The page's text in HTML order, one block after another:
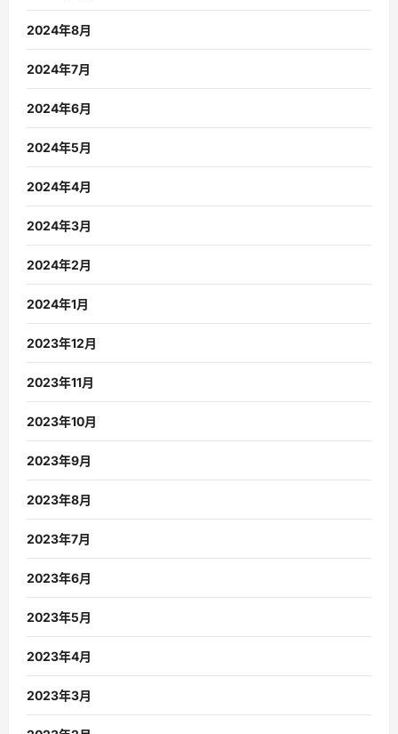
2024年8月
2024年7月
2024年6月
2024年5月
2024年4月
2024年3月
2024年2月
2024年1月
2023年12月
2023年11月
2023年10月
2023年9月
2023年8月
2023年7月
2023年6月
2023年5月
2023年4月
2023年3月